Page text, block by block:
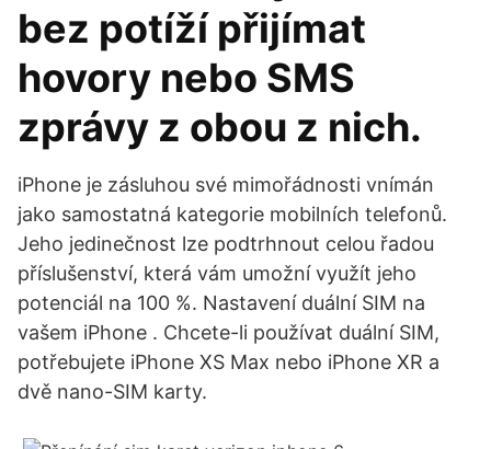
bez potíží přijímat
hovory nebo SMS
zprávy z obou z nich.
iPhone je zásluhou své mimořádnosti vnímán
jako samostatná kategorie mobilních telefonů.
Jeho jedinečnost lze podtrhnout celou řadou
příslušenství, která vám umožní využít jeho
potenciál na 100 %. Nastavení duální SIM na
vašem iPhone . Chcete-li používat duální SIM,
potřebujete iPhone XS Max nebo iPhone XR a
dvě nano-SIM karty.